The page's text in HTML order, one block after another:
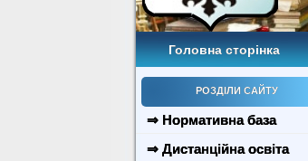
Головна сторінка
РОЗДІЛИ САЙТУ
⇒ Нормативна база
⇒ Дистанційна освіта